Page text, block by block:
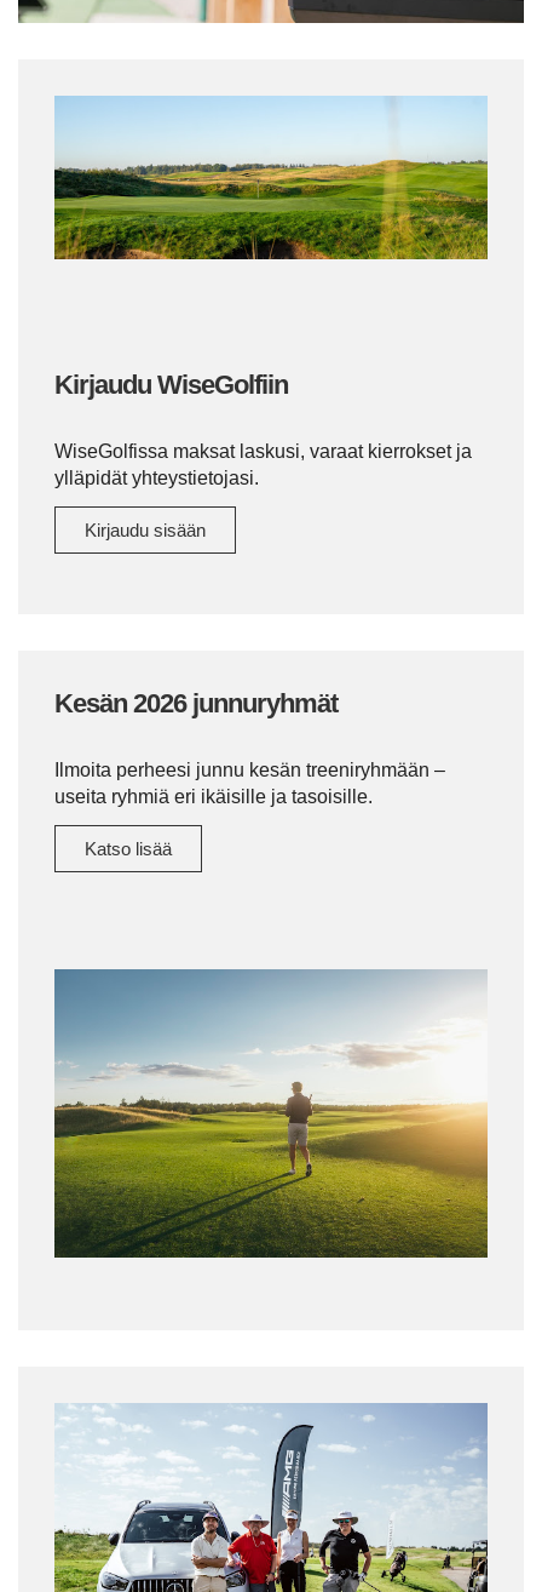
Kirjaudu WiseGolfiin
WiseGolfissa maksat laskusi, varaat kierrokset ja
ylläpidät yhteystietojasi.
Kirjaudu sisään
Kesän 2026 junnuryhmät
Ilmoita perheesi junnu kesän treeniryhmään –
useita ryhmiä eri ikäisille ja tasoisille.
Katso lisää